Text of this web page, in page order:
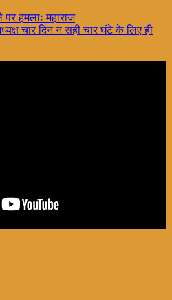
हमलाः महाराज
चार दिन न सही चार घंटे के लिए ही